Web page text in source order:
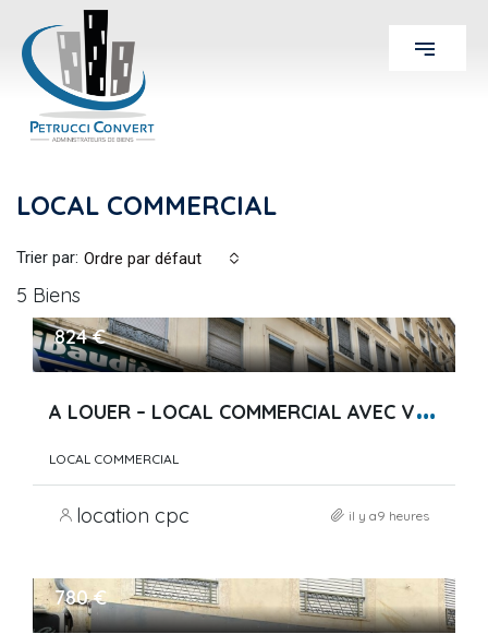
LOCAL COMMERCIAL
5 Biens
Trier par: Ordre par défaut
824 €
A
LOUER – LOCAL COMMERCIAL AVEC VITRINE – LYON 7 Le Cabi…
LOCAL COMMERCIAL
location cpc il y a9 heures
780 €